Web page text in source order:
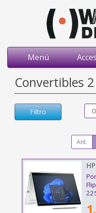
Menú
Convertibles 2
Filtro
Ant.